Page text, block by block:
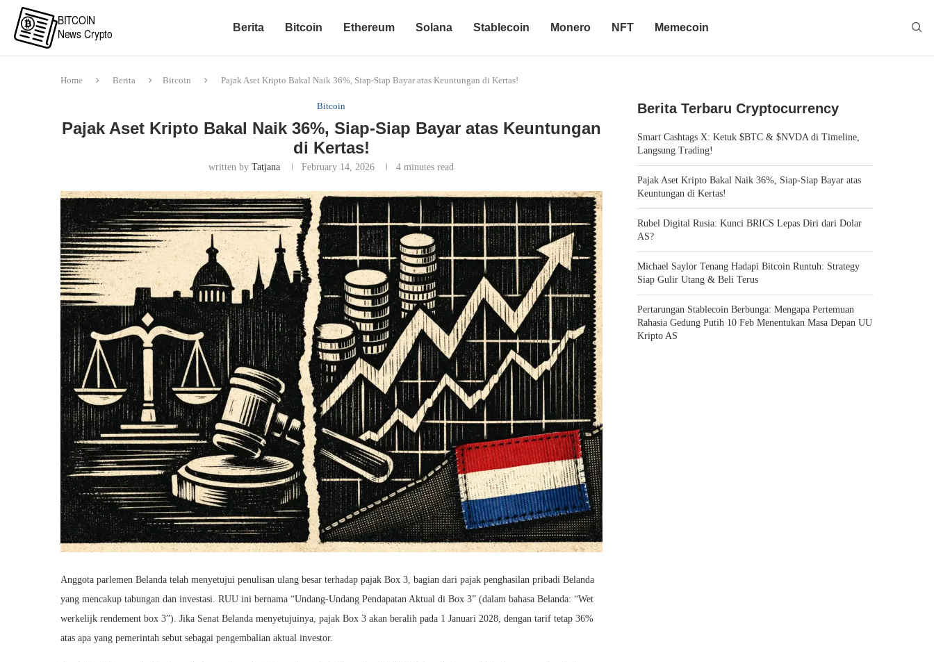
Berita Bitcoin Ethereum Solana Stablecoin Monero NFT Memecoin
Home Berita Bitcoin Pajak Aset Kripto Bakal Naik 36%, Siap-Siap Bayar atas Keuntungan di Kertas!
Bitcoin
Pajak Aset Kripto Bakal Naik 36%, Siap-Siap Bayar atas Keuntungan
di Kertas!
written byTatjana February 14, 2026 4 minutes read
Anggota parlemen Belanda telah menyetujui penulisan ulang besar terhadap pajak Box 3, bagian dari pajak penghasilan pribadi Belanda
yang mencakup tabungan dan investasi. RUU ini bernama “Undang-Undang Pendapatan Aktual di Box 3” (dalam bahasa Belanda: “Wet
werkelijk rendement box 3”). Jika Senat Belanda menyetujuinya, pajak Box 3 akan beralih pada 1 Januari 2028, dengan tarif tetap 36%
atas apa yang pemerintah sebut sebagai pengembalian aktual investor.
Berita Terbaru Cryptocurrency
Smart Cashtags X: Ketuk $BTC & $NVDA di Timeline,
Langsung Trading!
Pajak Aset Kripto Bakal Naik 36%, Siap-Siap Bayar atas
Keuntungan di Kertas!
Rubel Digital Rusia: Kunci BRICS Lepas Diri dari Dolar
AS?
Michael Saylor Tenang Hadapi Bitcoin Runtuh: Strategy
Siap Gulir Utang & Beli Terus
Pertarungan Stablecoin Berbunga: Mengapa Pertemuan
Rahasia Gedung Putih 10 Feb Menentukan Masa Depan UU
Kripto AS